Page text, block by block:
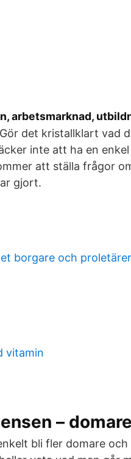
arbetsmarknad,
det kristallklart vad
inte att ha en
att ställa frågor
gjort.
borgare och
vitamin
–
bli fler domare